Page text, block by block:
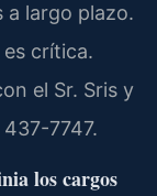
a largo plazo.
crítica.
el Sr. Sris y
7747.
los cargos